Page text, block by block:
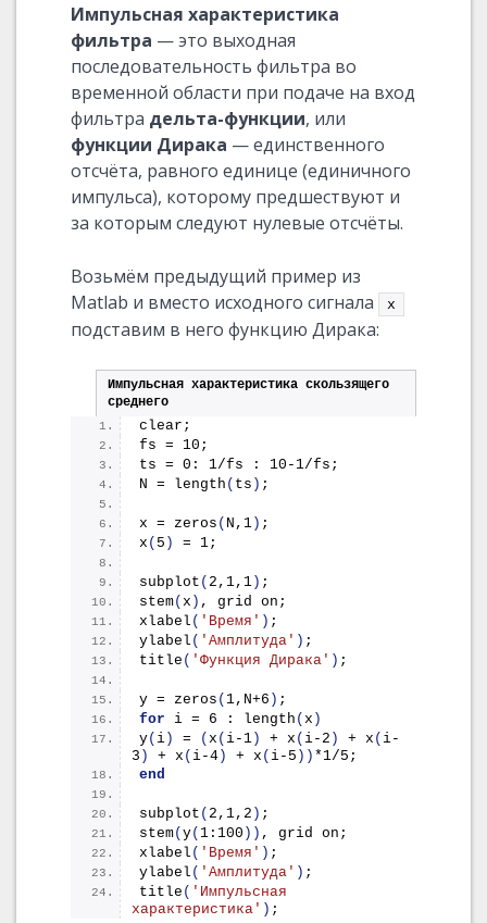
Импульсная характеристика
фильтра — это выходная
последовательность фильтра во
временной области при подаче на вход
фильтра дельта-функции, или
функции Дирака — единственного
отсчёта, равного единице (единичного
импульса), которому предшествуют и
за которым следуют нулевые отсчёты.
Возьмём предыдущий пример из
Matlab и вместо исходного сигнала
x
подставим в него функцию Дирака:
Импульсная характеристика скользящего
среднего
clear;
fs = 10;
ts = 0: 1/fs : 10-1/fs;
N = length ( ts ) ;
x = zeros ( N,1 ) ;
x ( 5 ) = 1;
subplot ( 2,1,1 ) ;
stem( x ) , grid on;
xlabel ( 'Время' ) ;
ylabel ( 'Амплитуда' ) ;
title ( 'Функция Дирака' ) ;
y = zeros ( 1,N+6 ) ;
for i = 6 : length ( x )
y( i ) = ( x ( i-1 ) + x ( i-2 ) + x ( i-
3 ) + x ( i-4 ) + x ( i-5 )) *1/5;
end
subplot ( 2,1,2 ) ;
stem( y( 1:100 )) , grid on;
xlabel ( 'Время' ) ;
ylabel ( 'Амплитуда' ) ;
title ( 'Импульсная
характеристика' ) ;